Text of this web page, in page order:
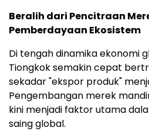
Beralih dari Pencitraan
Pemberdayaan Ekosistem
Di tengah dinamika ekonomi
Tiongkok semakin cepat
sekadar "ekspor produk"
Pengembangan merek
kini menjadi faktor utama
saing global.